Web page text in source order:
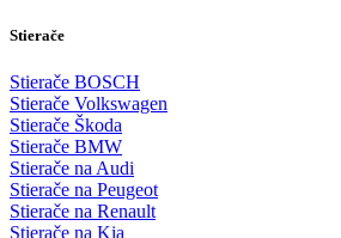
Stierače
Stierače BOSCH
Stierače Volkswagen
Stierače Škoda
Stierače BMW
Stierače na Audi
Stierače na Peugeot
Stierače na Renault
Stierače na Kia